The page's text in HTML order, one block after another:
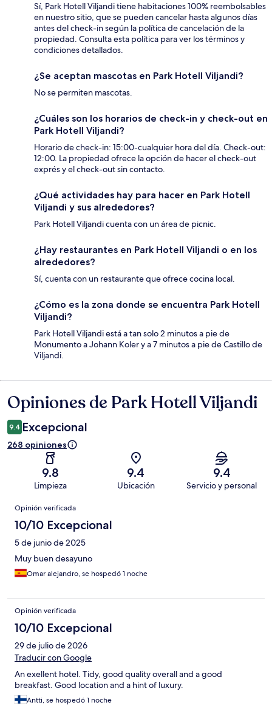
Sí, Park Hotell Viljandi tiene habitaciones 100% reembolsables
en nuestro sitio, que se pueden cancelar hasta algunos días
antes del check-in según la política de cancelación de la
propiedad. Consulta esta política para ver los términos y
condiciones detallados.
¿Se aceptan mascotas en Park Hotell Viljandi?
No se permiten mascotas.
¿Cuáles son los horarios de check-in y check-out en
Park Hotell Viljandi?
Horario de check-in: 15:00-cualquier hora del día. Check-out:
12:00. La propiedad ofrece la opción de hacer el check-out
exprés y el check-out sin contacto.
¿Qué actividades hay para hacer en Park Hotell
Viljandi y sus alrededores?
Park Hotell Viljandi cuenta con un área de picnic.
¿Hay restaurantes en Park Hotell Viljandi o en los
alrededores?
Sí, cuenta con un restaurante que ofrece cocina local.
¿Cómo es la zona donde se encuentra Park Hotell
Viljandi?
Park Hotell Viljandi está a tan solo 2 minutos a pie de
Monumento a Johann Koler y a 7 minutos a pie de Castillo de
Viljandi.
Opiniones
Opiniones de Park Hotell Viljandi
9.4 Excepcional
268 opiniones
9.8
Limpieza
9.4
Ubicación
9.4
Servicio y personal
Opiniones
Opinión verificada
10/10 Excepcional
5 de junio de 2025
Muy buen desayuno
Omar alejandro, se hospedó 1 noche
Opinión verificada
10/10 Excepcional
29 de julio de 2026
Traducir con Google
An exellent hotel. Tidy, good quality overall and a good
breakfast. Good location and a hint of luxury.
Antti, se hospedó 1 noche